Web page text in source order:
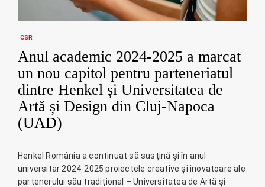
CSR
Anul academic 2024-2025 a marcat
un nou capitol pentru parteneriatul
dintre Henkel și Universitatea de
Artă și Design din Cluj-Napoca
(UAD)
Henkel România a continuat să susțină și în anul
universitar 2024-2025 proiectele creative și inovatoare ale
partenerului său tradițional – Universitatea de Artă și